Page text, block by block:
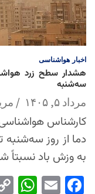
اخبار هواشناسی
هشدار سطح زرد
سه‌شنبه
مرداد ۵, ۱۴۰۵
کارشناس
دما از روز سه‌شنبه
به وزش باد نسبتاً
Fac
Em
Wh